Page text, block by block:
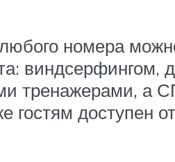
номера
виндсерфингом,
тренажерами, а
гостям